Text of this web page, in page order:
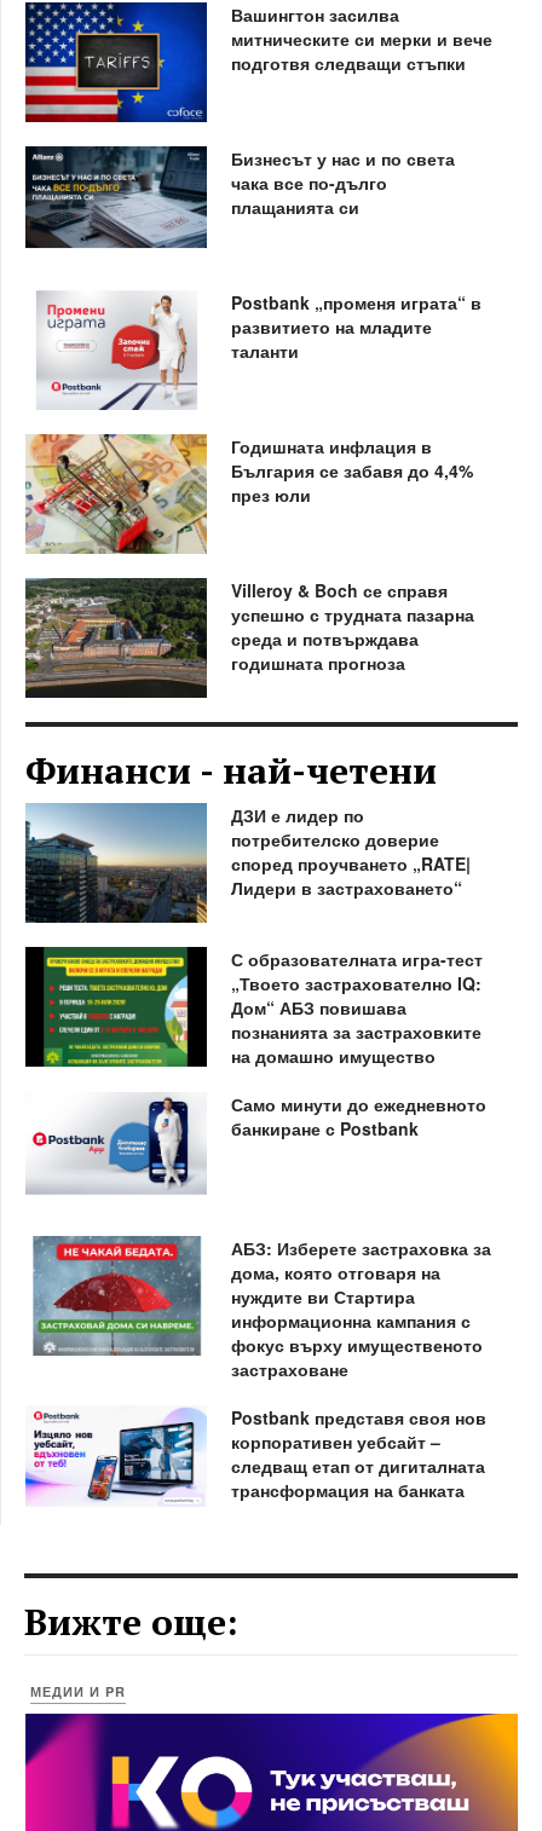
Вашингтон засилва
митническите си мерки и вече
подготвя следващи стъпки
Бизнесът у нас и по света
чака все по-дълго
плащанията си
Postbank „променя играта“ в
развитието на младите
таланти
Годишната инфлация в
България се забавя до 4,4%
през юли
Villeroy & Boch се справя
успешно с трудната пазарна
среда и потвърждава
годишната прогноза
Финанси - най-четени
ДЗИ е лидер по
потребителско доверие
според проучването „RATE|
Лидери в застраховането“
С образователната игра-тест
„Твоето застрахователно IQ:
Дом“ АБЗ повишава
познанията за застраховките
на домашно имущество
Само минути до ежедневното
банкиране с Postbank
АБЗ: Изберете застраховка за
дома, която отговаря на
нуждите ви Стартира
информационна кампания с
фокус върху имущественото
застраховане
Postbank представя своя нов
корпоративен уебсайт –
следващ етап от дигиталната
трансформация на банката
Вижте още:
МЕДИИ И PR